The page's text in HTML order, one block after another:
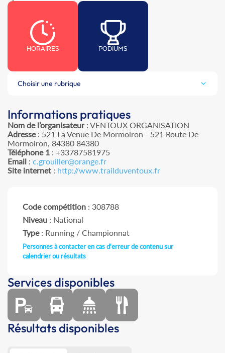
HORAIRES PODIUMS
Choisir une rubrique
Informations pratiques
Nom de l’organisateur: VENTOUX ORGANISATION
Adresse: 521 La Venue De Mormoiron - 521 Route De
Mormoiron, 84380 84380
Téléphone 1 : +33787581975
Email : c.grouiller@orange.fr
Site internet : http://www.trailduventoux.fr
Code compétition : 308788
Niveau : National
Type: Running / Championnat
Personnes à contacter en cas d'erreur de contenu sur
calendrier ou résultats
Services disponibles
Résultats disponibles